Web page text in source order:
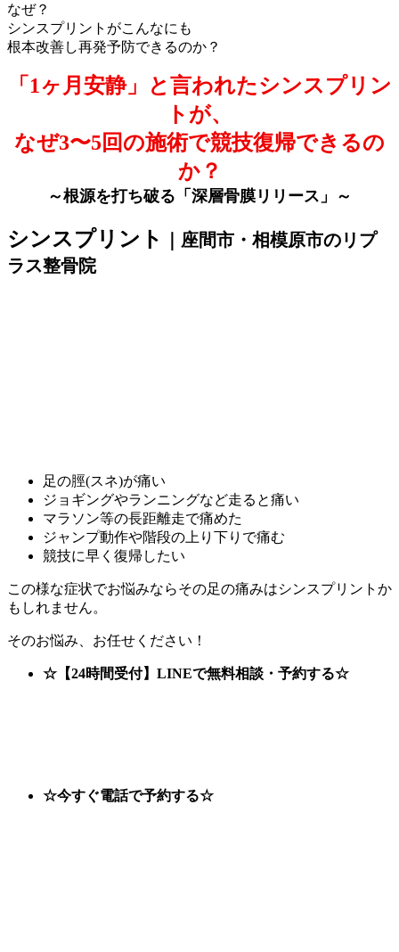
なぜ？
シンスプリントがこんなにも
根本改善し再発予防できるのか？
「 1ヶ月安静」と言われたシンスプリン
トが、
なぜ3〜5回の施術で競技復帰できるの
か？
～根源を打ち破る「深層骨膜リリース」～
シンスプリント
｜座間市・相模原市のリプ
ラス整骨院
足の脛(スネ)が痛い
ジョギングやランニングなど走ると痛い
マラソン等の長距離走で痛めた
ジャンプ動作や階段の上り下りで痛む
競技に早く復帰したい
この様な症状でお悩みならその足の痛みはシンスプリントか
もしれません。
そのお悩み、お任せください！
☆【24時間受付】LINEで無料相談・予約する☆
☆今すぐ電話で予約する☆